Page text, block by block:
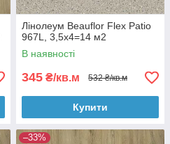
Лінолеум Beauflor Flex Patio
967L, 3,5х4=14 м2
В наявності
345 ₴/кв.м 532 ₴/кв.м
Купити
–33%